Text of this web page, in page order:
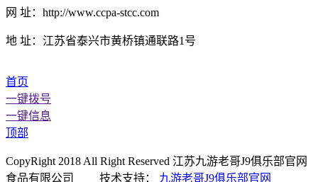
网 址：http://www.ccpa-stcc.com
地 址：江苏省泰兴市黄桥镇通联路1号
首页
一键拨号
一键信息
顶部
CopyRight 2018 All Right Reserved 江苏九游老哥J9俱乐部官网
食品有限公司 技术支持： 九游老哥J9俱乐部官网